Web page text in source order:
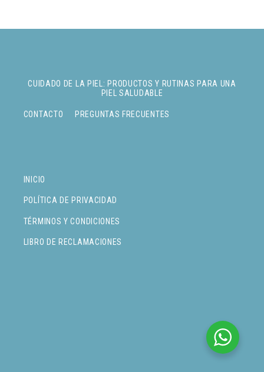
INICIO
POLÍTICA DE PRIVACIDAD
TÉRMINOS Y CONDICIONES
LIBRO DE RECLAMACIONES
CUIDADO DE LA PIEL: PRODUCTOS Y RUTINAS PARA UNA
PIEL SALUDABLE
CONTACTO PREGUNTAS FRECUENTES